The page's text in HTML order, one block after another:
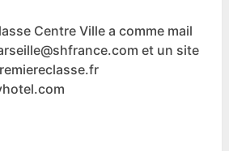
Centre Ville a comme mail
et un site